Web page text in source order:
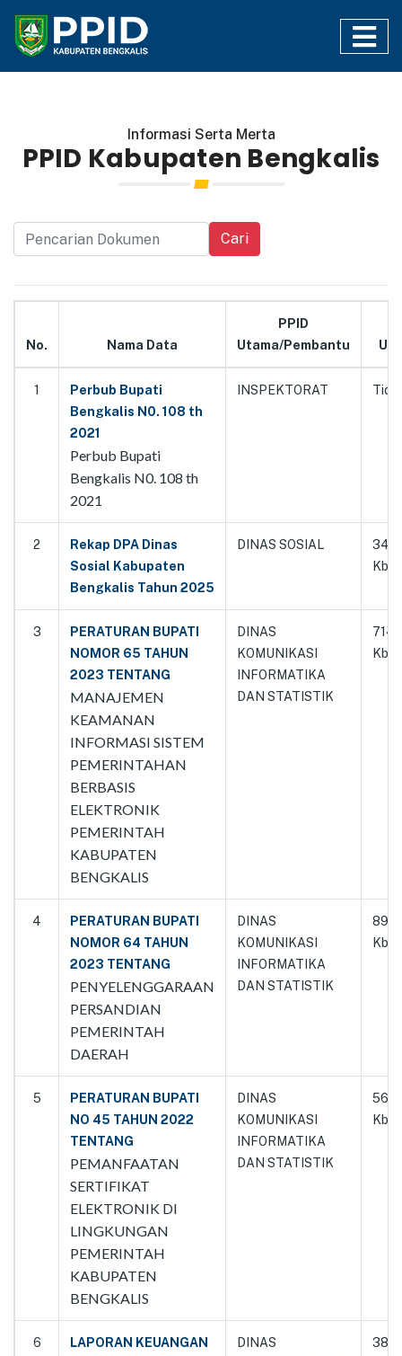
Informasi Serta Merta
PPID Kabupaten Bengkalis
Cari
No. Nama Data
PPID
Utama/Pembantu
1
Perbub Bupati
Bengkalis N0. 108 th
2021
Perbub Bupati
Bengkalis N0. 108 th
2021
INSPEKTORAT
2
Rekap DPA Dinas
Sosial Kabupaten
Bengkalis Tahun 2025
DINAS SOSIAL
Kb
3
PERATURAN BUPATI
NOMOR 65 TAHUN
2023 TENTANG
MANAJEMEN
KEAMANAN
INFORMASI SISTEM
PEMERINTAHAN
BERBASIS
ELEKTRONIK
PEMERINTAH
KABUPATEN
BENGKALIS
DINAS
KOMUNIKASI
INFORMATIKA
DAN STATISTIK
Kb
4
PERATURAN BUPATI
NOMOR 64 TAHUN
2023 TENTANG
PENYELENGGARAAN
PERSANDIAN
PEMERINTAH
DAERAH
DINAS
KOMUNIKASI
INFORMATIKA
DAN STATISTIK
Kb
5
PERATURAN BUPATI
NO 45 TAHUN 2022
TENTANG
PEMANFAATAN
SERTIFIKAT
ELEKTRONIK DI
LINGKUNGAN
PEMERINTAH
KABUPATEN
BENGKALIS
DINAS
KOMUNIKASI
INFORMATIKA
DAN STATISTIK
Kb
6
LAPORAN KEUANGAN
DINAS